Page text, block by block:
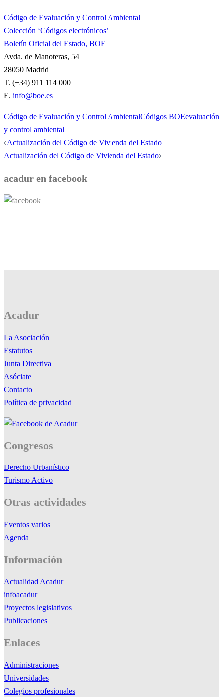
Código de Evaluación y Control Ambiental
Colección ‘Códigos electrónicos’
Boletín Oficial del Estado, BOE
Avda. de Manoteras, 54
28050 Madrid
T. (+34) 911 114 000
E. info@boe.es
Código de Evaluación y Control AmbientalCódigos BOEevaluación
y control ambiental
Navegación
de
Actualización del Código de Vivienda del Estado
Actualización del Código de Vivienda del Estado
acadur en facebook
Acadur
La Asociación
Estatutos
Junta Directiva
Asóciate
Contacto
Política de privacidad
Congresos
Derecho Urbanístico
Turismo Activo
Otras actividades
Eventos varios
Agenda
Información
Actualidad Acadur
infoacadur
Proyectos legislativos
Publicaciones
Enlaces
Administraciones
Universidades
Colegios profesionales